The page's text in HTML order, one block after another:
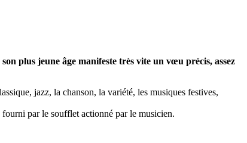
son plus jeune âge manifeste très vite un vœu précis, assez
jazz, la chanson, la variété, les musiques festives,
par le soufflet actionné par le musicien.